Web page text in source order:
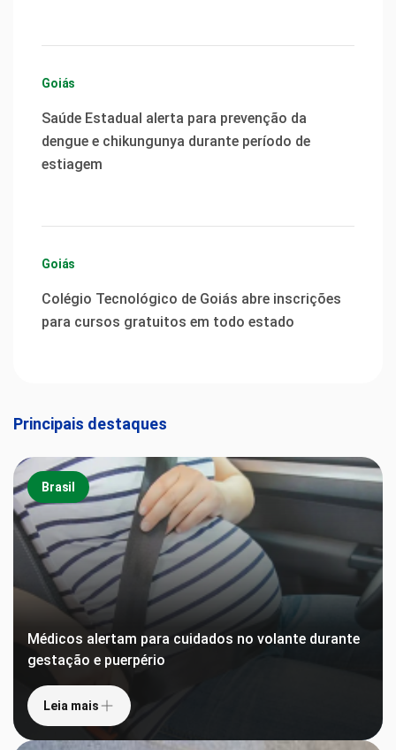
Goiás
Saúde Estadual alerta para prevenção da
dengue e chikungunya durante período de
estiagem
Goiás
Colégio Tecnológico de Goiás abre inscrições
para cursos gratuitos em todo estado
Principais destaques
Brasil
Médicos alertam para cuidados no volante durante
gestação e puerpério
Leia mais